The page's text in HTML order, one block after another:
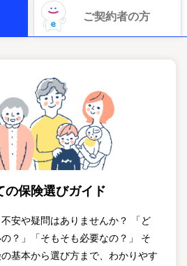
ご契約者の方
の保険選びガイド
安や疑問はありませんか？ 「ど
？」「そもそも必要なの？」 そ
基本から選び方まで、わかりやす